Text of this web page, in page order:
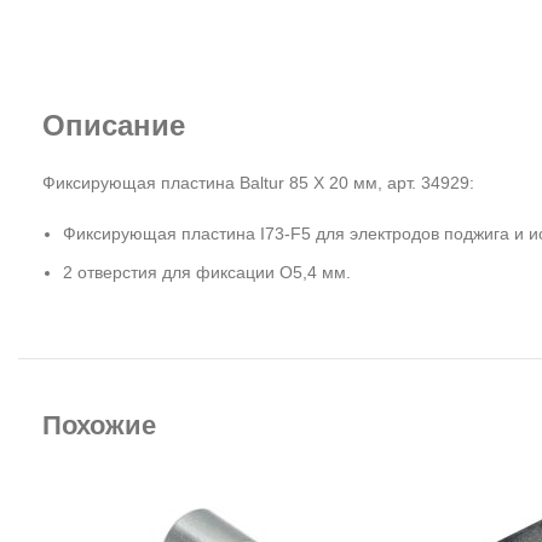
Описание
Фиксирующая пластина Baltur 85 X 20 мм, арт. 34929:
Фиксирующая пластина I73-F5 для электродов поджига и
2 отверстия для фиксации O5,4 мм.
Похожие